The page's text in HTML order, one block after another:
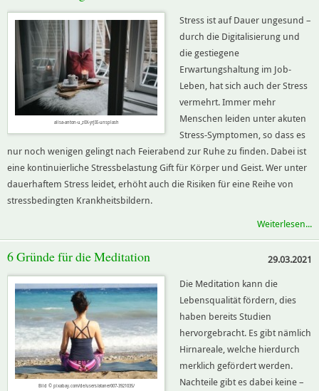
alisa-anton-u_z0X-yrJIE-unsplash
Stress ist auf Dauer ungesund –
durch die Digitalisierung und
die gestiegene
Erwartungshaltung im Job-
Leben, hat sich auch der Stress
vermehrt. Immer mehr
Menschen leiden unter akuten
Stress-Symptomen, so dass es
nur noch wenigen gelingt nach Feierabend zur Ruhe zu finden. Dabei ist
eine kontinuierliche Stressbelastung Gift für Körper und Geist. Wer unter
dauerhaftem Stress leidet, erhöht auch die Risiken für eine Reihe von
stressbedingten Krankheitsbildern.
Weiterlesen...
6 Gründe für die Meditation 29.03.2021
Bild © pixabay.com/de/users/ataner007-3921035/
Die Meditation kann die
Lebensqualität fördern, dies
haben bereits Studien
hervorgebracht. Es gibt nämlich
Hirnareale, welche hierdurch
merklich gefördert werden.
Nachteile gibt es dabei keine –